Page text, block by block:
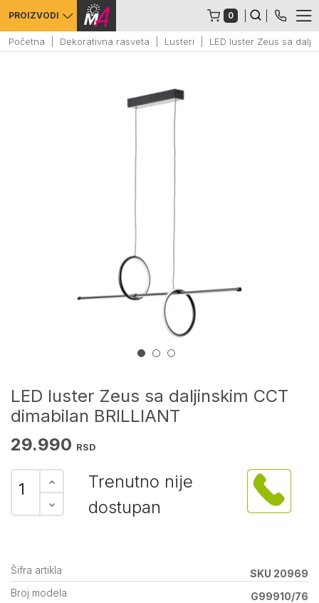
PROIZVODI 0
Početna Dekorativna rasveta Lusteri LED luster Zeus sa
LED luster Zeus sa daljinskim CCT
dimabilan BRILLIANT
29.990 RSD
Trenutno nije
dostupan
Šifra artikla
SKU 20969
Broj modela
G99910/76